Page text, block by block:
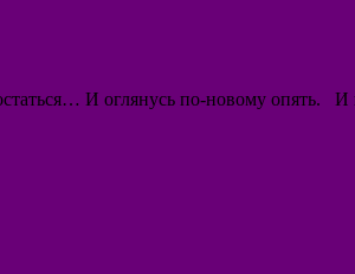
И оглянусь по-новому опять. И